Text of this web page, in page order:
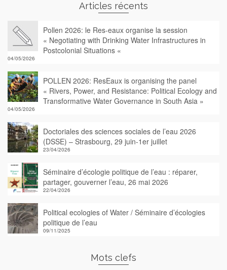
Articles récents
Pollen 2026: le Res-eaux organise la session
« Negotiating with Drinking Water Infrastructures in
Postcolonial Situations «
04/05/2026
POLLEN 2026: ResEaux is organising the panel
« Rivers, Power, and Resistance: Political Ecology and
Transformative Water Governance in South Asia »
04/05/2026
Doctoriales des sciences sociales de l’eau 2026
(DSSE) – Strasbourg, 29 juin-1er juillet
23/04/2026
Séminaire d’écologie politique de l’eau : réparer,
partager, gouverner l’eau, 26 mai 2026
22/04/2026
Political ecologies of Water / Séminaire d’écologies
politique de l’eau
09/11/2025
Mots clefs